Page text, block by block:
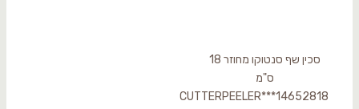
סכין שף סנטוקו מחוזר 18
ס"מ
CUTTERPEELER***14652818